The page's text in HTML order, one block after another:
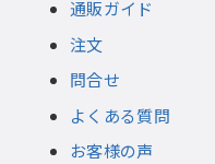
通販ガイド
注文
問合せ
よくある質問
お客様の声